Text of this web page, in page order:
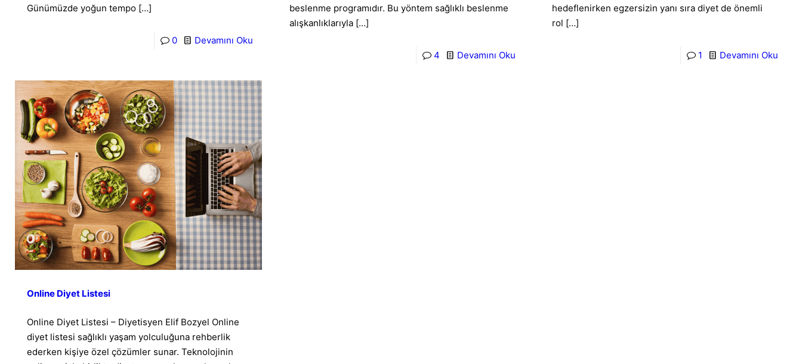
Günümüzde yoğun tempo […]
0 Devamını Oku
beslenme programıdır. Bu yöntem sağlıklı beslenme
alışkanlıklarıyla […]
4 Devamını Oku
hedeflenirken egzersizin yanı sıra diyet de önemli
rol […]
1 Devamını Oku
Online Diyet Listesi
Online Diyet Listesi – Diyetisyen Elif Bozyel Online
diyet listesi sağlıklı yaşam yolculuğuna rehberlik
ederken kişiye özel çözümler sunar. Teknolojinin